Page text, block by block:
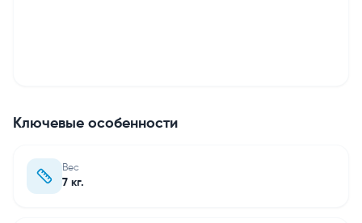
Ключевые особенности
Вес
7 кг.